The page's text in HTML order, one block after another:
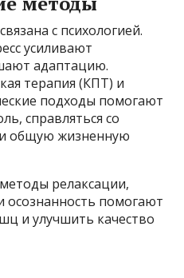
с психологией.
усиливают
адаптацию.
терапия (КПТ) и
подходы помогают
справляться со
и общую жизненную
релаксации,
осознанность помогают
и улучшить качество